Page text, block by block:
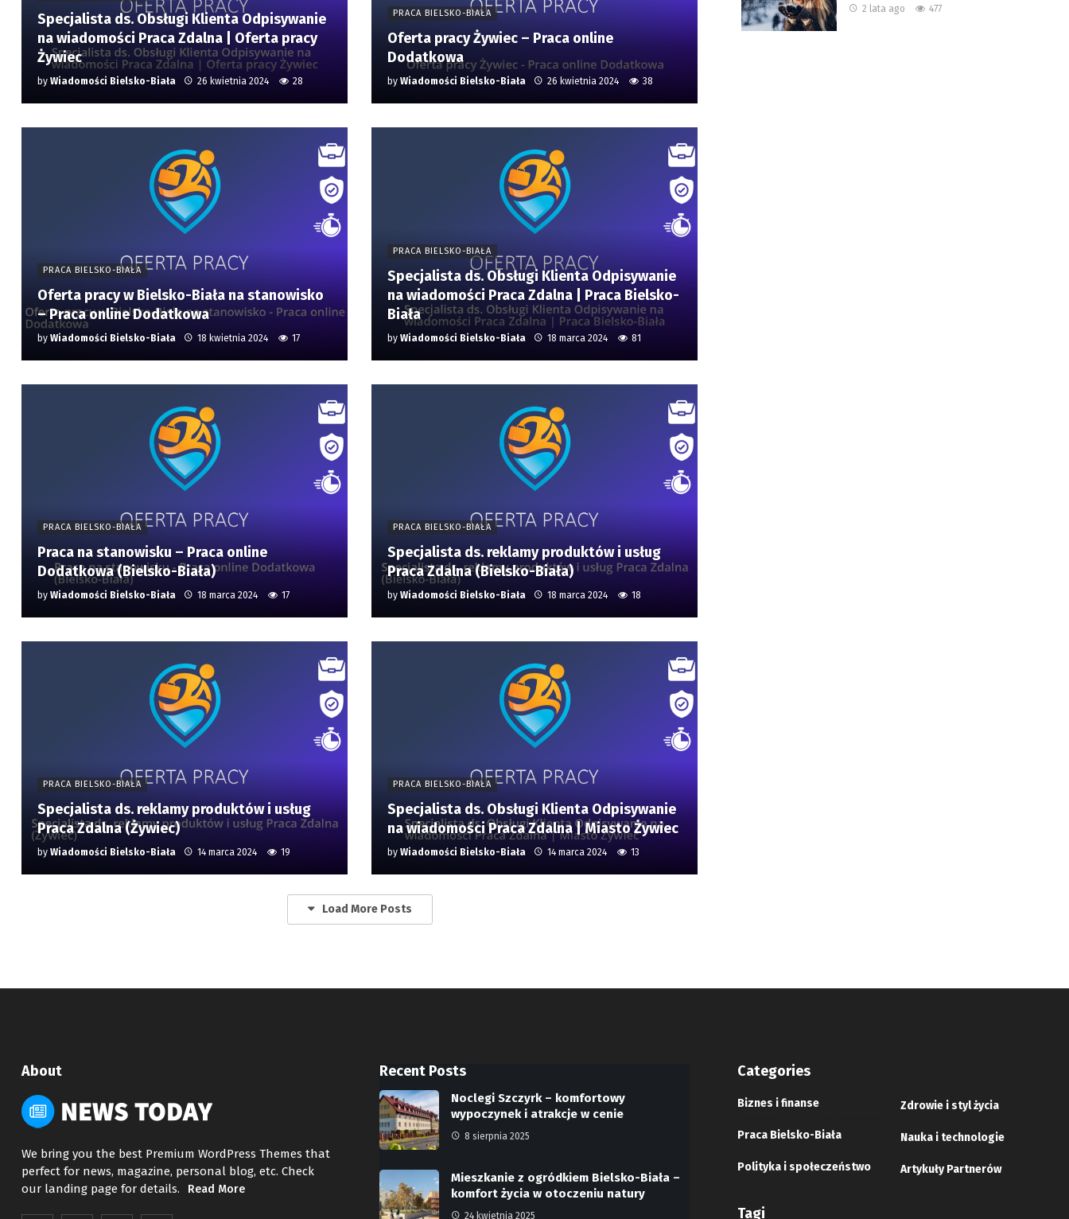
Specjalista ds. Obsługi Klienta Odpisywanie
na wiadomości Praca Zdalna | Oferta pracy
Żywiec
by Wiadomości Bielsko-Biała 26 kwietnia 2024 28
PRACA BIELSKO-BIAŁA
Oferta pracy Żywiec – Praca online
Dodatkowa
by Wiadomości Bielsko-Biała 26 kwietnia 2024 38
PRACA BIELSKO-BIAŁA
Oferta pracy w Bielsko-Biała na stanowisko
– Praca online Dodatkowa
by Wiadomości Bielsko-Biała 18 kwietnia 2024 17
PRACA BIELSKO-BIAŁA
Specjalista ds. Obsługi Klienta Odpisywanie
na wiadomości Praca Zdalna | Praca Bielsko-
Biała
by Wiadomości Bielsko-Biała 18 marca 2024 81
PRACA BIELSKO-BIAŁA
Praca na stanowisku – Praca online
Dodatkowa (Bielsko-Biała)
by Wiadomości Bielsko-Biała 18 marca 2024 17
PRACA BIELSKO-BIAŁA
Specjalista ds. reklamy produktów i usług
Praca Zdalna (Bielsko-Biała)
by Wiadomości Bielsko-Biała 18 marca 2024 18
PRACA BIELSKO-BIAŁA
Specjalista ds. reklamy produktów i usług
Praca Zdalna (Żywiec)
by Wiadomości Bielsko-Biała 14 marca 2024 19
PRACA BIELSKO-BIAŁA
Specjalista ds. Obsługi Klienta Odpisywanie
na wiadomości Praca Zdalna | Miasto Żywiec
by Wiadomości Bielsko-Biała 14 marca 2024 13
Load More Posts
2 lata ago 477
About
We bring you the best Premium WordPress Themes that
perfect for news, magazine, personal blog, etc. Check
our landing page for details.
Read More
Recent Posts
Noclegi Szczyrk – komfortowy
wypoczynek i atrakcje w cenie
8 sierpnia 2025
Mieszkanie z ogródkiem Bielsko-Biała –
komfort życia w otoczeniu natury
24 kwietnia 2025
Categories
Biznes i finanse
Praca Bielsko-Biała
Polityka i społeczeństwo
Zdrowie i styl życia
Nauka i technologie
Artykuły Partnerów
Tagi